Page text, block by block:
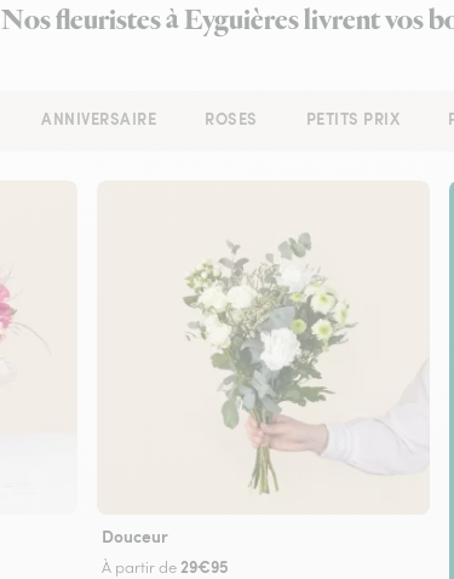
Nos fleuristes à Eyguières livrent vos
ANNIVERSAIRE ROSES PETITS PRIX
Douceur
À partir de 29€95